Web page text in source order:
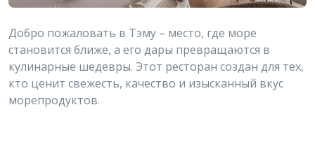
Добро пожаловать в Тэму – место, где море
становится ближе, а его дары превращаются в
кулинарные шедевры. Этот ресторан создан для тех,
кто ценит свежесть, качество и изысканный вкус
морепродуктов.